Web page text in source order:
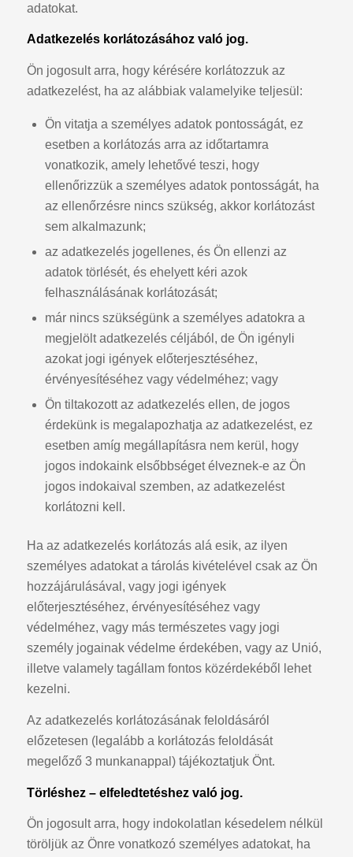
adatokat.
Adatkezelés korlátozásához való jog.
Ön jogosult arra, hogy kérésére korlátozzuk az
adatkezelést, ha az alábbiak valamelyike teljesül:
Ön vitatja a személyes adatok pontosságát, ez
esetben a korlátozás arra az időtartamra
vonatkozik, amely lehetővé teszi, hogy
ellenőrizzük a személyes adatok pontosságát, ha
az ellenőrzésre nincs szükség, akkor korlátozást
sem alkalmazunk;
az adatkezelés jogellenes, és Ön ellenzi az
adatok törlését, és ehelyett kéri azok
felhasználásának korlátozását;
már nincs szükségünk a személyes adatokra a
megjelölt adatkezelés céljából, de Ön igényli
azokat jogi igények előterjesztéséhez,
érvényesítéséhez vagy védelméhez; vagy
Ön tiltakozott az adatkezelés ellen, de jogos
érdekünk is megalapozhatja az adatkezelést, ez
esetben amíg megállapításra nem kerül, hogy
jogos indokaink elsőbbséget élveznek-e az Ön
jogos indokaival szemben, az adatkezelést
korlátozni kell.
Ha az adatkezelés korlátozás alá esik, az ilyen
személyes adatokat a tárolás kivételével csak az Ön
hozzájárulásával, vagy jogi igények
előterjesztéséhez, érvényesítéséhez vagy
védelméhez, vagy más természetes vagy jogi
személy jogainak védelme érdekében, vagy az Unió,
illetve valamely tagállam fontos közérdekéből lehet
kezelni.
Az adatkezelés korlátozásának feloldásáról
előzetesen (legalább a korlátozás feloldását
megelőző 3 munkanappal) tájékoztatjuk Önt.
Törléshez – elfeledtetéshez való jog.
Ön jogosult arra, hogy indokolatlan késedelem nélkül
töröljük az Önre vonatkozó személyes adatokat, ha